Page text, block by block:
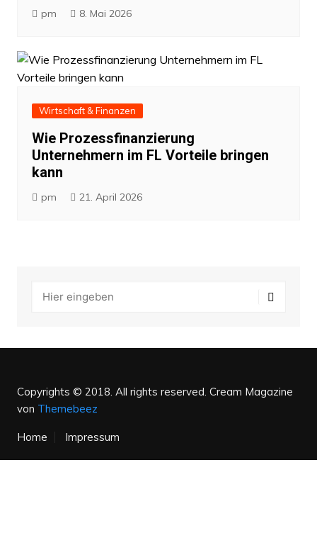
pm 8. Mai 2026
Wirtschaft & Finanzen
Wie Prozessfinanzierung
Unternehmern im FL Vorteile bringen
kann
pm 21. April 2026
Copyrights © 2018. All rights reserved. Cream Magazine
von Themebeez
Home Impressum